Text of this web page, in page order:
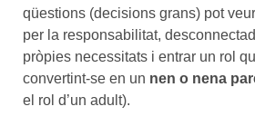
qüestions (decisions grans) pot
per la responsabilitat,
pròpies necessitats i entrar un rol
convertint-se en un nen o nena
el rol d’un adult).